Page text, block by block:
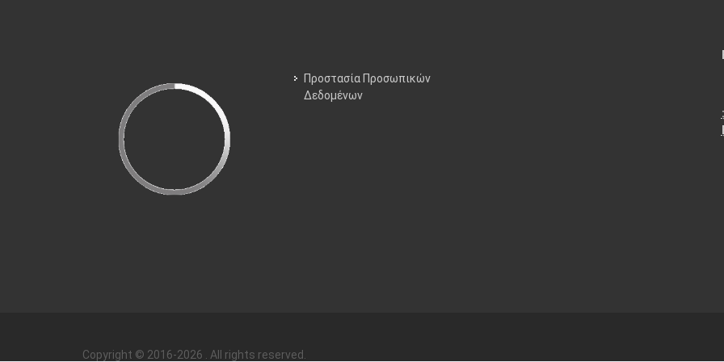
Προστασία Προσωπικών
Δεδομένων
:
Copyright © 2016-2026 . All rights reserved.